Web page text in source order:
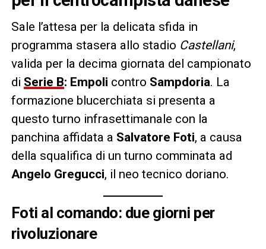
Sale l’attesa per la delicata sfida in
programma stasera allo stadio Castellani,
valida per la decima giornata del campionato
di Serie B: Empoli contro Sampdoria. La
formazione blucerchiata si presenta a
questo turno infrasettimanale con la
panchina affidata a Salvatore Foti, a causa
della squalifica di un turno comminata ad
Angelo Gregucci, il neo tecnico doriano.
Foti al comando: due giorni per
rivoluzionare